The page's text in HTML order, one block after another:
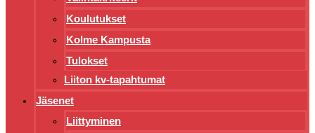
Koulutukset
Kolme Kampusta
Tulokset
Liiton kv-tapahtumat
Jäsenet
Liittyminen